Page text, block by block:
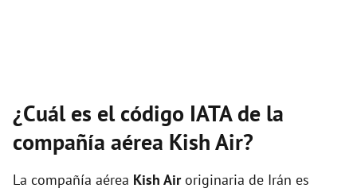
¿Cuál es el código IATA de la
compañía aérea Kish Air?
La compañía aérea Kish Airoriginaria de Irán es